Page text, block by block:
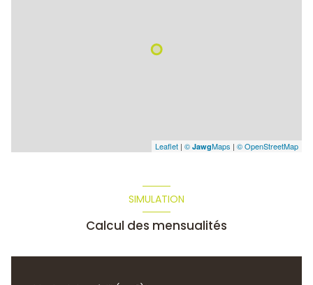
Leaflet | © JawgMaps | © OpenStreetMap
SIMULATION
Calcul des mensualités